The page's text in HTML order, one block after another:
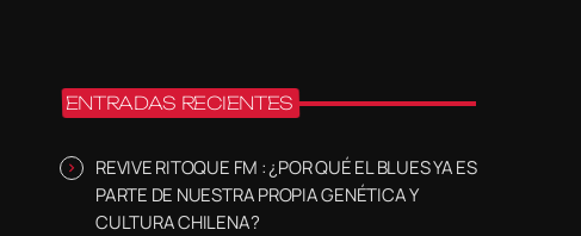
ENTRADAS RECIENTES
REVIVE RITOQUE FM : ¿POR QUÉ EL BLUES YA ES
PARTE DE NUESTRA PROPIA GENÉTICA Y
CULTURA CHILENA?